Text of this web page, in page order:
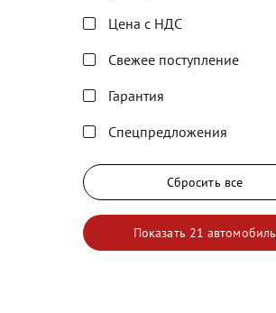
Цена с НДС
Свежее поступление
Гарантия
Спецпредложения
Сбросить все
Показать 21 автомобиль